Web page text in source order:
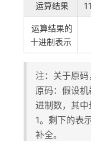
运算结果
运算结果的
十进制表示
注：关于原码
原码：假设
进制数，其
1。剩下的表
补全。